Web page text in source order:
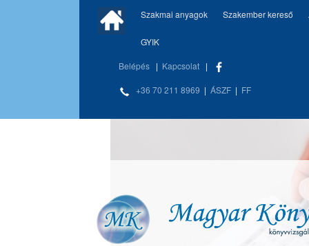
Szakmai anyagok Szakember kereső
GYIK
Belépés | Kapcsolat |
+36 70 211 8969 | ÁSZF | FF